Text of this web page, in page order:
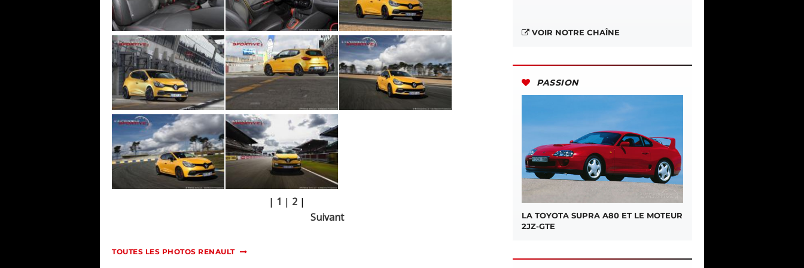
| 1 | 2 |
Suivant
TOUTES LES PHOTOS RENAULT
VOIR NOTRE CHAÎNE
PASSION
LA TOYOTA SUPRA A80 ET LE MOTEUR
2JZ-GTE